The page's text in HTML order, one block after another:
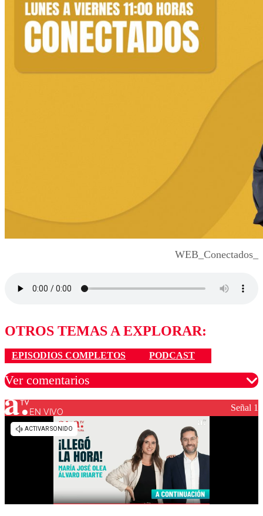
WEB_Conectados_
OTROS TEMAS A EXPLORAR:
EPISODIOS COMPLETOS PODCAST
Ver comentarios
Los comentarios son moderados para garantizar un
diálogo respetuoso.
EN VIVO Señal 1